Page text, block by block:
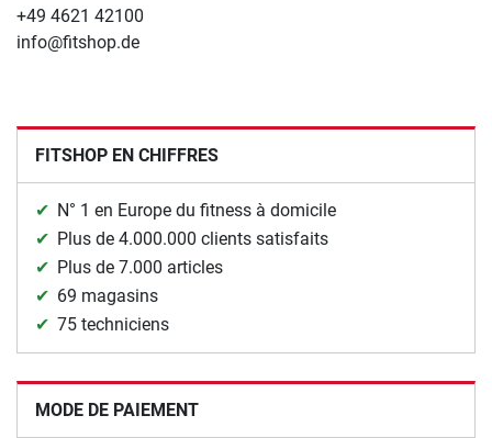
+49 4621 42100
info@fitshop.de
FITSHOP EN CHIFFRES
N° 1 en Europe du fitness à domicile
Plus de 4.000.000 clients satisfaits
Plus de 7.000 articles
69 magasins
75 techniciens
MODE DE PAIEMENT